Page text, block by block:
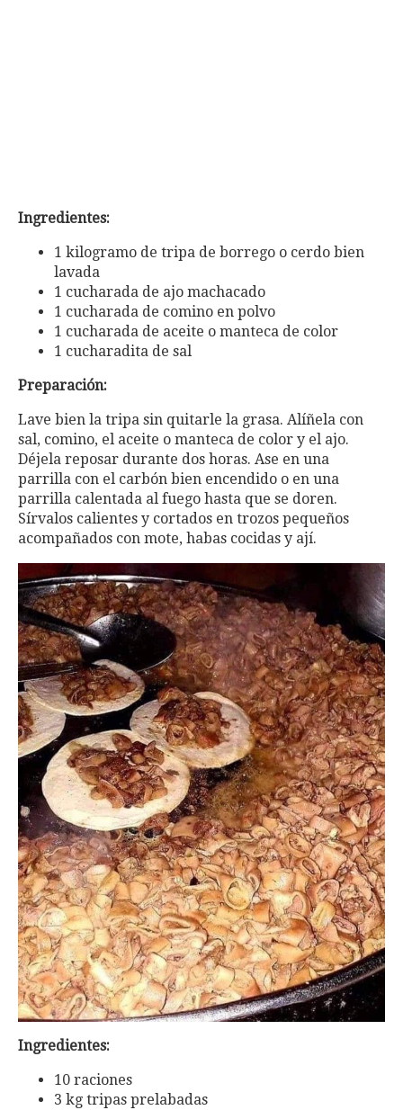
Ingredientes:
1 kilogramo de tripa de borrego o cerdo bien
lavada
1 cucharada de ajo machacado
1 cucharada de comino en polvo
1 cucharada de aceite o manteca de color
1 cucharadita de sal
Preparación:
Lave bien la tripa sin quitarle la grasa. Alíñela con
sal, comino, el aceite o manteca de color y el ajo.
Déjela reposar durante dos horas. Ase en una
parrilla con el carbón bien encendido o en una
parrilla calentada al fuego hasta que se doren.
Sírvalos calientes y cortados en trozos pequeños
acompañados con mote, habas cocidas y ají.
Ingredientes:
10 raciones
3 kg tripas prelabadas